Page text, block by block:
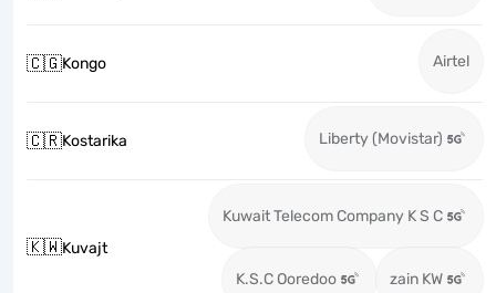
🇨🇬Kongo Airtel
🇨🇷Kostarika Liberty (Movistar)
🇰🇼Kuvajt
Kuwait Telecom Company K S C
K.S.C Ooredoo zain KW